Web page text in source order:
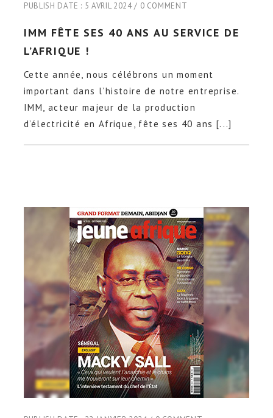
PUBLISH DATE : 5 AVRIL 2024 0 COMMENT
IMM FÊTE SES 40 ANS AU SERVICE DE
L’AFRIQUE !
Cette année, nous célébrons un moment
important dans l’histoire de notre entreprise.
IMM, acteur majeur de la production
d’électricité en Afrique, fête ses 40 ans [...]